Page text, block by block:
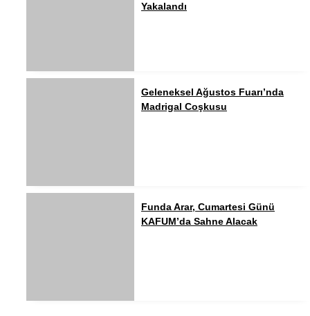
Yakalandı
Geleneksel Ağustos Fuarı’nda
Madrigal Coşkusu
Funda Arar, Cumartesi Günü
KAFUM’da Sahne Alacak